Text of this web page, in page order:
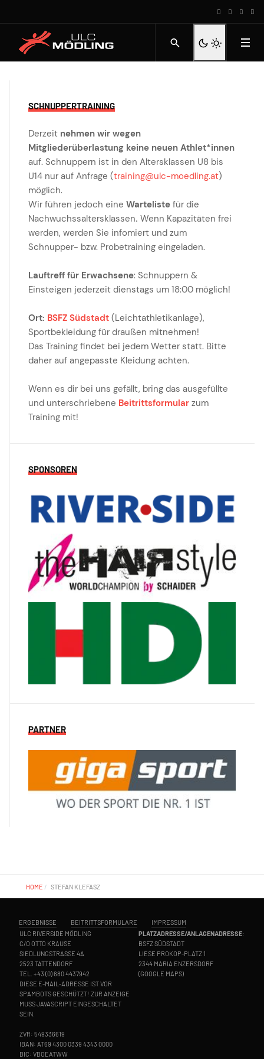
SCHNUPPERTRAINING
Derzeit nehmen wir wegen
Mitgliederüberlastung keine neuen Athlet*innen
auf. Schnuppern ist in den Altersklassen U8 bis
U14 nur auf Anfrage (training@ulc-moedling.at)
möglich.
Wir führen jedoch eine Warteliste für die
Nachwuchssaltersklassen. Wenn Kapazitäten frei
werden, werden Sie infomiert und zum
Schnupper- bzw. Probetraining eingeladen.
Lauftreff für Erwachsene: Schnuppern &
Einsteigen jederzeit dienstags um 18:00 möglich!
Ort: BSFZ Südstadt (Leichtathletikanlage),
Sportbekleidung für draußen mitnehmen!
Das Training findet bei jedem Wetter statt. Bitte
daher auf angepasste Kleidung achten.
Wenn es dir bei uns gefällt, bring das ausgefüllte
und unterschriebene Beitrittsformular zum
Training mit!
SPONSOREN
PARTNER
HOME STEFAN KLEFASZ
ERGEBNISSE BEITRITTSFORMULARE
IMPRESSUM
ULC RIVERSIDE MÖDLING
C/O OTTO KRAUSE
SIEDLUNGSTRASSE 4A
2523 TATTENDORF
TEL. +43 (0) 680 4437942
DIESE E-MAIL-ADRESSE IST VOR
SPAMBOTS GESCHÜTZT! ZUR ANZEIGE
MUSS JAVASCRIPT EINGESCHALTET
SEIN.
ZVR: 549336619
IBAN: AT69 4300 0339 4343 0000
BIC: VBOEATWW
PLATZADRESSE/ANLAGENADRESSE:
BSFZ SÜDSTADT
LIESE PROKOP-PLATZ 1
2344 MARIA ENZERSDORF
(GOOGLE MAPS)